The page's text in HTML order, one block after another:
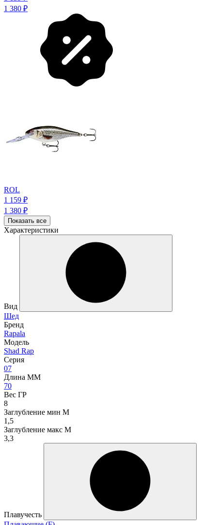
1 380 ₽
ROL
1 159 ₽
1 380 ₽
Показать все
Характеристики
Вид
Шед
Бренд
Rapala
Модель
Shad Rap
Серия
07
Длина ММ
70
Вес ГР
8
Заглубление мин М
1,5
Заглубление макс М
3,3
Плавучесть